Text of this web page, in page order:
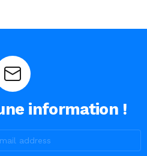
information !